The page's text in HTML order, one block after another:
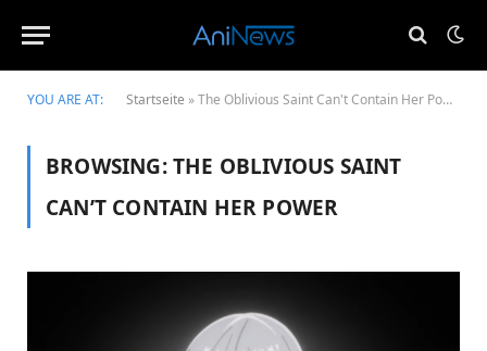
YOU ARE AT: Startseite »The Oblivious Saint Can't Contain Her Power
BROWSING:THE OBLIVIOUS SAINT
CAN’T CONTAIN HER POWER